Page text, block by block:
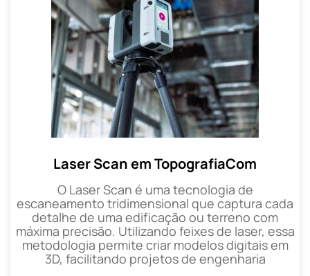
Laser Scan em TopografiaCom
O Laser Scan é uma tecnologia de
escaneamento tridimensional que captura cada
detalhe de uma edificação ou terreno com
máxima precisão. Utilizando feixes de laser, essa
metodologia permite criar modelos digitais em
3D, facilitando projetos de engenharia